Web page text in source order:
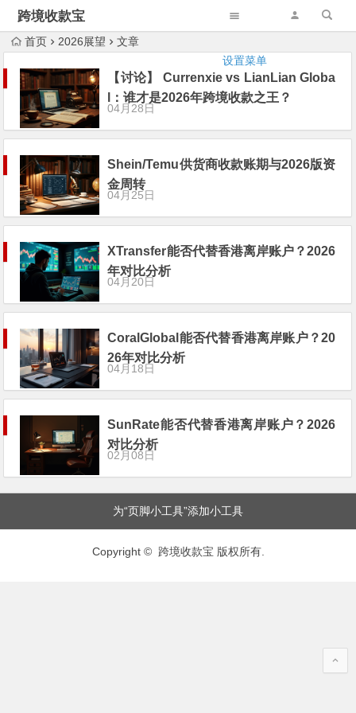
跨境收款宝
设置菜单
首页 2026展望 文章
【讨论】 Currenxie vs LianLian Globa
l：谁才是2026年跨境收款之王？
04月28日
Shein/Temu供货商收款账期与2026版资
金周转
04月25日
XTransfer能否代替香港离岸账户？2026
年对比分析
04月20日
CoralGlobal能否代替香港离岸账户？20
26年对比分析
04月18日
SunRate能否代替香港离岸账户？2026
对比分析
02月08日
为“页脚小工具”添加小工具
Copyright © 跨境收款宝 版权所有.